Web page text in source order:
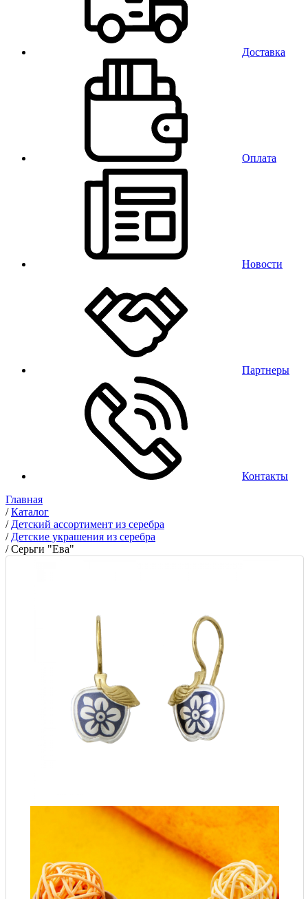
Доставка
Оплата
Новости
Партнеры
Контакты
Главная
/Каталог
/ Детский ассортимент из серебра
/ Детские украшения из серебра
/Серьги "Ева"